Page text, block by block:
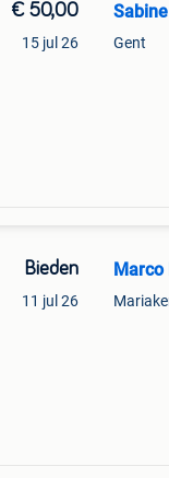
€ 50,00
15 jul 26 Gent
Bieden
11 jul 26
Marco